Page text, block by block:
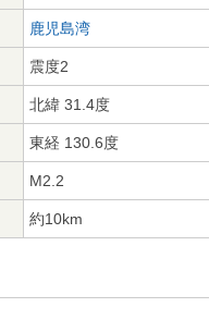
鹿児島湾
震度2
北緯 31.4度
東経 130.6度
M2.2
約10km